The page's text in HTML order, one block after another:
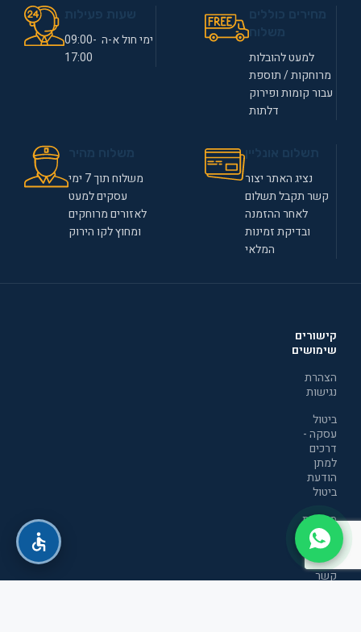
למעט להובלות
מרוחקות / תוספת
עבור קומות ופירוק
דלתות
ימי חול א-ה 09:00-
17:00
נציג האתר יצור
קשר תקבל תשלום
לאחר ההזמנה
ובדיקת זמינות
המלאי
משלוח תוך 7 ימי
עסקים למעט
לאזורים מרוחקים
ומחוץ לקו הירוק
קישורים
שימושים
הצהרת
נגישות
ביטול
עסקה -
דרכים
למתן
הודעת
ביטול
מדיניות
הפרטיות
יצירת
קשר